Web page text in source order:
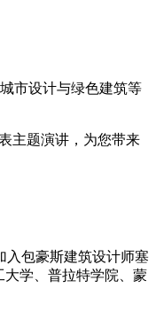
市设计与绿色建筑等
主题演讲，为您带来
包豪斯建筑设计师塞
大学、普拉特学院、蒙